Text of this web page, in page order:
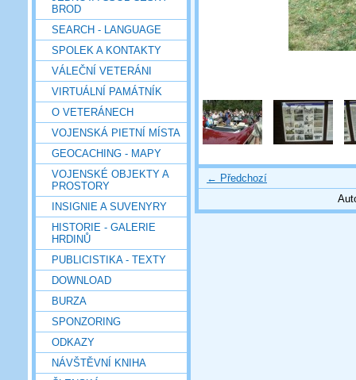
BROD
SEARCH - LANGUAGE
SPOLEK A KONTAKTY
VÁLEČNÍ VETERÁNI
VIRTUÁLNÍ PAMÁTNÍK
O VETERÁNECH
VOJENSKÁ PIETNÍ MÍSTA
GEOCACHING - MAPY
VOJENSKÉ OBJEKTY A
PROSTORY
INSIGNIE A SUVENYRY
HISTORIE - GALERIE
HRDINŮ
PUBLICISTIKA - TEXTY
DOWNLOAD
BURZA
SPONZORING
ODKAZY
NÁVŠTĚVNÍ KNIHA
← Předchozí